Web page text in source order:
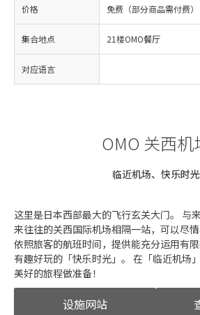
价格 免费（部分商品需付费）
集合地点 21楼OMO餐厅
对应语言
OMO 关西机
临近机场、快乐时光
这里是日本西部最大的飞行玄关大门。 与
来往往的关西国际机场相隔一站，可以尽情
依照旅客的航班时间，提供能充分运用有
有趣好玩的「快乐时光」。 在「临近机场
美好的旅程做准备！
设施网站